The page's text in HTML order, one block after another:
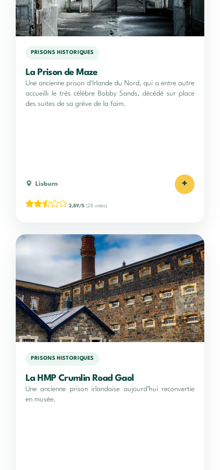
PRISONS HISTORIQUES
La Prison de Maze
Une ancienne prison d'Irlande du Nord, qui a entre autre
accueilli le très célèbre Bobby Sands, décédé sur place
des suites de sa grève de la faim.
Lisburn +
2,89/5 (28 votes)
PRISONS HISTORIQUES
La HMP Crumlin Road Gaol
Une ancienne prison irlandaise aujourd’hui reconvertie
en musée.